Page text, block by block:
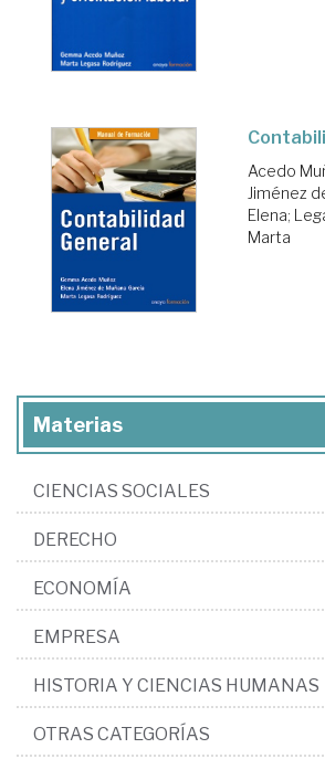
Acedo
Jiménez
Elena;
Marta
Materias
CIENCIAS SOCIALES
DERECHO
ECONOMÍA
EMPRESA
HISTORIA Y CIENCIAS HUMANAS
OTRAS CATEGORÍAS